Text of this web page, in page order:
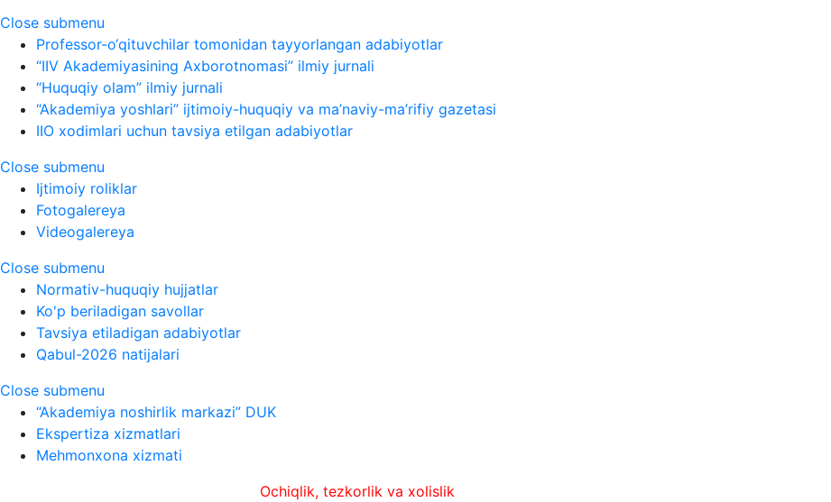
Close submenu
Professor-o‘qituvchilar tomonidan tayyorlangan adabiyotlar
“IIV Akademiyasining Axborotnomasi” ilmiy jurnali
“Huquqiy olam” ilmiy jurnali
“Akademiya yoshlari” ijtimoiy-huquqiy va ma’naviy-ma’rifiy gazetasi
IIO xodimlari uchun tavsiya etilgan adabiyotlar
Close submenu
Ijtimoiy roliklar
Fotogalereya
Videogalereya
Close submenu
Normativ-huquqiy hujjatlar
Ko'p beriladigan savollar
Tavsiya etiladigan adabiyotlar
Qabul-2026 natijalari
Close submenu
“Akademiya noshirlik markazi” DUK
Ekspertiza xizmatlari
Mehmonxona xizmati
Ochiqlik, tezkorlik va xolislik